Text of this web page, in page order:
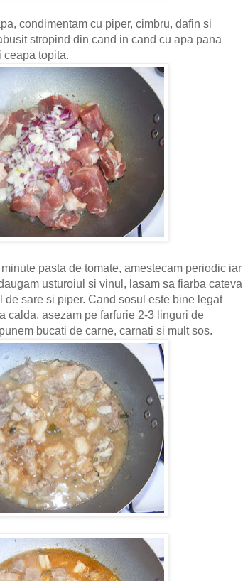
condimentam cu piper, cimbru, dafin si
stropind din cand in cand cu apa pana
ceapa topita.
pasta de tomate, amestecam periodic iar
usturoiul si vinul, lasam sa fiarba cateva
de sare si piper. Cand sosul este bine legat
calda, asezam pe farfurie 2-3 linguri de
bucati de carne, carnati si mult sos.